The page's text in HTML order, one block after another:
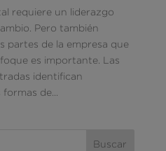
requiere un liderazgo
Pero también
partes de la empresa que
es importante. Las
identifican
de...